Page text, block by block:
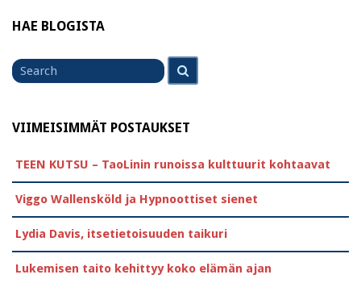
HAE BLOGISTA
Search
for
VIIMEISIMMÄT POSTAUKSET
TEEN KUTSU – TaoLinin runoissa kulttuurit kohtaavat
Viggo Wallensköld ja Hypnoottiset sienet
Lydia Davis, itsetietoisuuden taikuri
Lukemisen taito kehittyy koko elämän ajan